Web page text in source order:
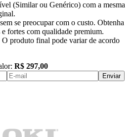
(Similar ou Genérico) com a mesma
se preocupar com o custo. Obtenha
fortes com qualidade premium.
produto final pode variar de acordo
R$ 297,00
Enviar